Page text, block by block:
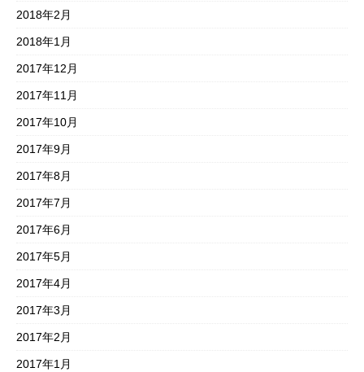
2018年2月
2018年1月
2017年12月
2017年11月
2017年10月
2017年9月
2017年8月
2017年7月
2017年6月
2017年5月
2017年4月
2017年3月
2017年2月
2017年1月